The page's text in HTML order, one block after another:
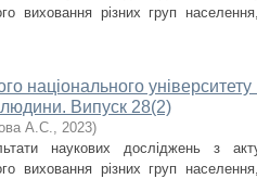
виховання різних груп населення,
національного університету
людини. Випуск 28(2)
А.С., 2023)
наукових досліджень з
виховання різних груп населення,